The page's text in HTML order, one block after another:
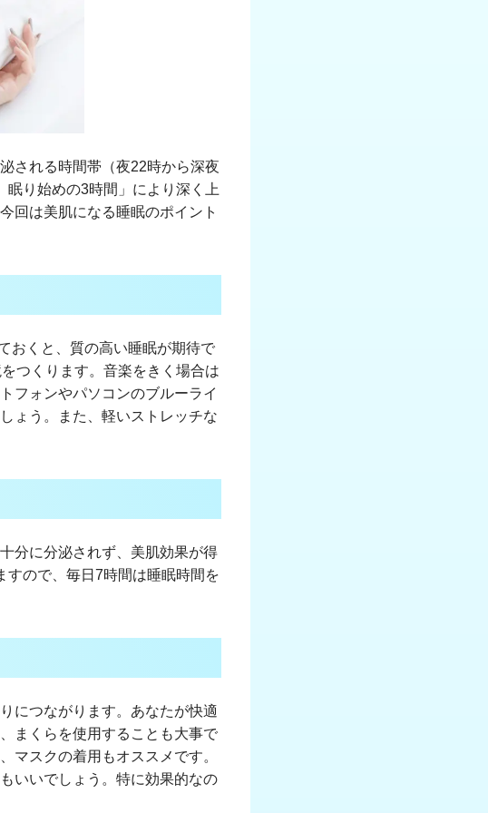
される時間帯（夜22時から深夜
眠り始めの3時間」により深く上
回は美肌になる睡眠のポイント
おくと、質の高い睡眠が期待で
つくります。音楽をきく場合は
フォンやパソコンのブルーライ
ょう。また、軽いストレッチな
分に分泌されず、美肌効果が得
すので、毎日7時間は睡眠時間を
につながります。あなたが快適
まくらを使用することも大事で
マスクの着用もオススメです。
いいでしょう。特に効果的なの